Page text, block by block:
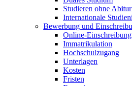
Studieren ohne Abitur
Internationale
Bewerbung und
Online-Einschreibung
Immatrikulation
Hochschulzugang
Unterlagen
Kosten
Fristen